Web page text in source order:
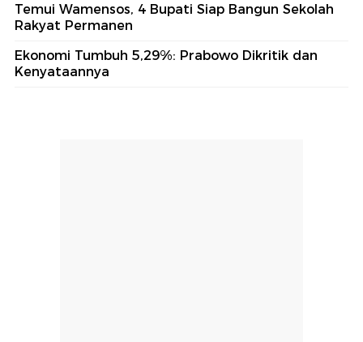
Temui Wamensos, 4 Bupati Siap Bangun Sekolah
Rakyat Permanen
Ekonomi Tumbuh 5,29%: Prabowo Dikritik dan
Kenyataannya